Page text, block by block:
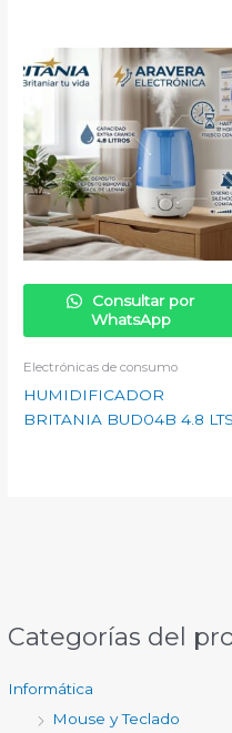
Categorías del
Informática
Mouse y Teclado
Consultar por
WhatsApp
Electrónicas de consumo
HUMIDIFICADOR
BRITANIA BUD04B 4.8 LTS